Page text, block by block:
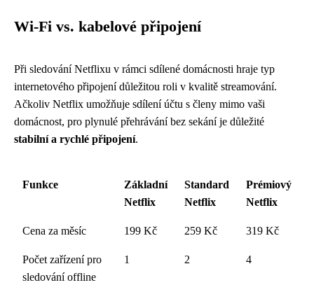
Wi-Fi vs. kabelové připojení
Při sledování Netflixu v rámci sdílené domácnosti hraje typ
internetového připojení důležitou roli v kvalitě streamování.
Ačkoliv Netflix umožňuje sdílení účtu s členy mimo vaši
domácnost, pro plynulé přehrávání bez sekání je důležité
stabilní a rychlé připojení.
Funkce
Základní
Netflix
Standard
Netflix
Prémiový
Netflix
Cena za měsíc 199 Kč 259 Kč 319 Kč
Počet zařízení pro
sledování offline
1 2 4